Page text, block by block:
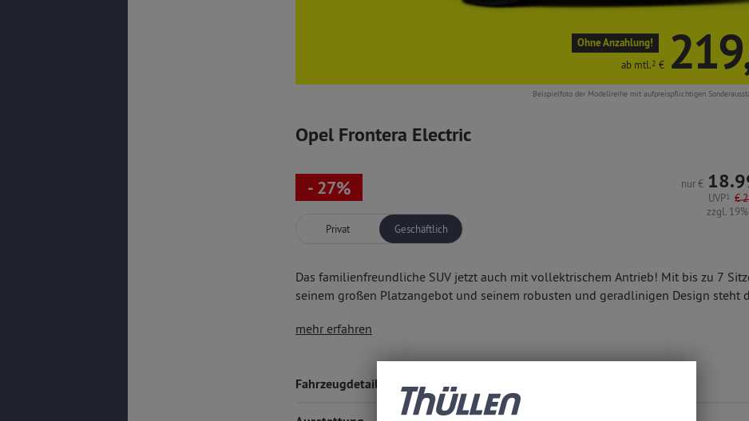
ab mtl.2 €
Ohne Anzahlung!
Beispielfoto der Modellreihe mit aufpreispflichtigen
Opel Frontera Electric
- 27% nur€
UVP1 €
zzgl.
Privat
Geschäftlich
Das familienfreundliche SUV jetzt auch mit vollektrischem Antrieb! Mit bis zu 7
seinem großen Platzangebot und seinem robusten und geradlinigen Design steht
Alltagstauglichkeit, modernster Antriebs- und Fahrzeugtechnik, Wirtschaftlichkeit
10''-Farb-Fahrerinfodisplay, Smartphone-Integration mit Apple CarPlay™ und
Auto™,
Verkehrsschilderkennung, intelligenter Geschwindigkeitsregler u. v. m.,
Einparkhilfe hinten und
mehr erfahren
Fahrzeugdetails